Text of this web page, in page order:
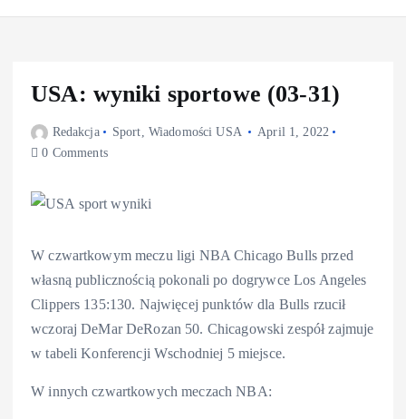
USA: wyniki sportowe (03-31)
Redakcja Sport Wiadomości USA
April 1, 2022
0 Comments
W czwartkowym meczu ligi NBA Chicago Bulls przed
własną publicznością pokonali po dogrywce Los Angeles
Clippers 135:130. Najwięcej punktów dla Bulls rzucił
wczoraj DeMar DeRozan 50. Chicagowski zespół zajmuje
w tabeli Konferencji Wschodniej 5 miejsce.
W innych czwartkowych meczach NBA: